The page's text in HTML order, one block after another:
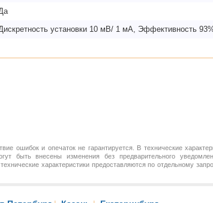
установки 10 мВ/ 1 мА, Эффективность
ошибок и опечаток не гарантируется. В технические
быть внесены изменения без предварительного
характеристики предоставляются по отдельному